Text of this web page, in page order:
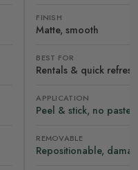
FINISH
Matte, smooth
BEST FOR
Rentals & quick
APPLICATION
Peel & stick, no paste
REMOVABLE
Repositionable,